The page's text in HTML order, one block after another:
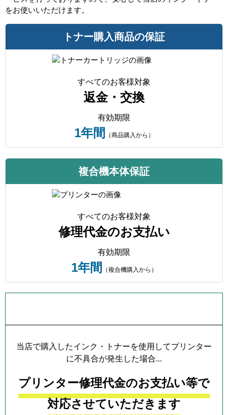
をお使いいただけます。
トナー購入商品の保証
すべてのお客様対象
返金・交換
有効期限
1年間 （商品購入から）
複合機本体保証
すべてのお客様対象
修理代金のお支払い
有効期限
1年間 （複合機購入から）
当店で購入したインク・トナーを使用してプリンター
に不具合が発生した場合...
プリンター修理代金のお支払い等で
対応させていただきます